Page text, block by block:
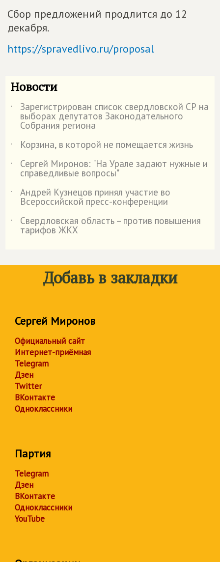
Сбор предложений продлится до 12
декабря.
https://spravedlivo.ru/proposal
Новости
˙ Зарегистрирован список свердловской СР на
выборах депутатов Законодательного
Собрания региона
˙
Корзина, в которой не помещается жизнь
˙
Сергей Миронов: "На Урале задают нужные и
справедливые вопросы"
˙
Андрей Кузнецов принял участие во
Всероссийской пресс-конференции
˙
Свердловская область – против повышения
тарифов ЖКХ
Добавь в закладки
Сергей Миронов
Официальный сайт
Интернет-приёмная
Telegram
Дзен
Twitter
ВКонтакте
Одноклассники
Партия
Telegram
Дзен
ВКонтакте
Одноклассники
YouTube